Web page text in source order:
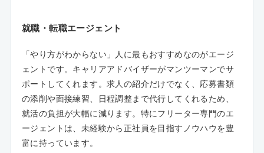
就職・転職エージェント
「やり方がわからない」人に最もおすすめなのがエージ
ェントです。キャリアアドバイザーがマンツーマンでサ
ポートしてくれます。求人の紹介だけでなく、応募書類
の添削や面接練習、日程調整まで代行してくれるため、
就活の負担が大幅に減ります。特にフリーター専門のエ
ージェントは、未経験から正社員を目指すノウハウを豊
富に持っています。